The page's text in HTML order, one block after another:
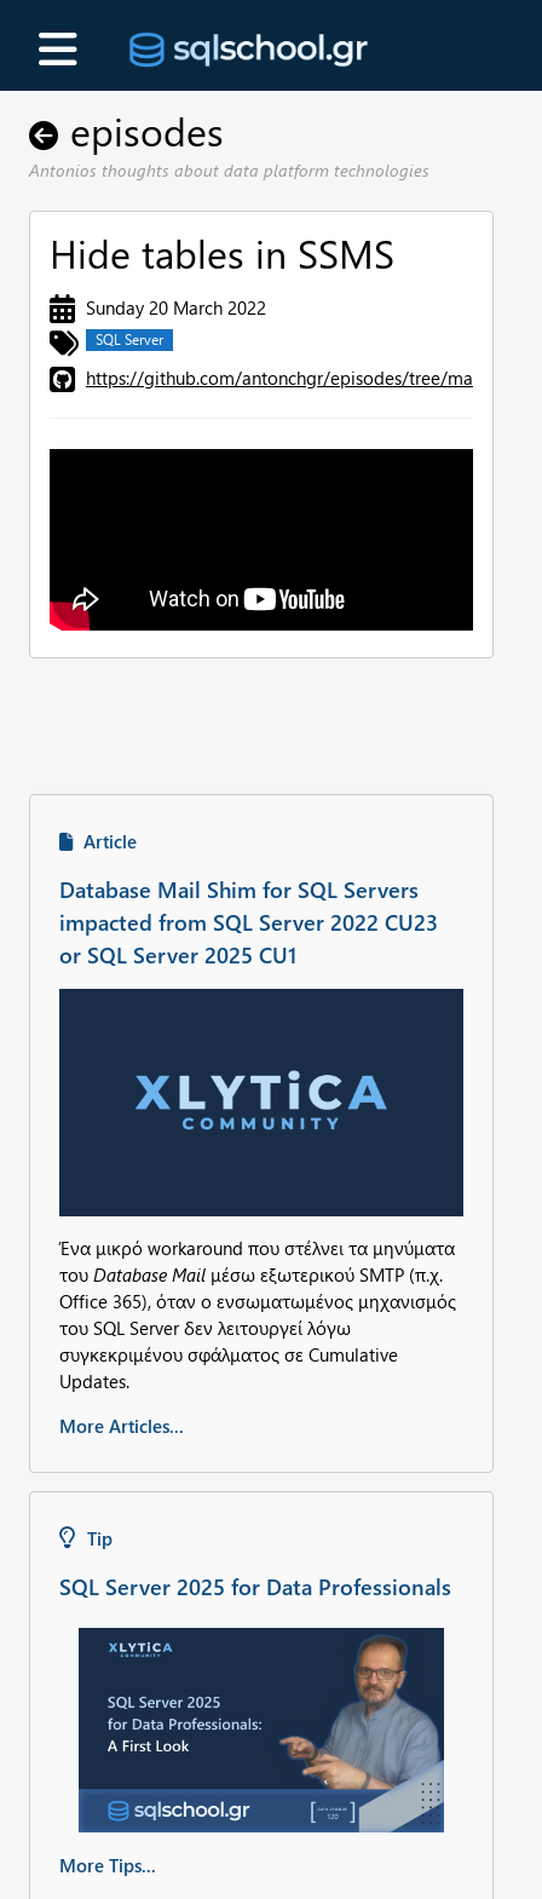
episodes
Antonios thoughts about data platform technologies
Hide tables in SSMS
Sunday 20 March 2022
SQL Server
https://github.com/antonchgr/episodes/tree/main/E58
Article
Database Mail Shim for SQL Servers
impacted from SQL Server 2022 CU23
or SQL Server 2025 CU1
Ένα μικρό workaround που στέλνει τα μηνύματα
του Database Mail μέσω εξωτερικού SMTP (π.χ.
Office 365), όταν ο ενσωματωμένος μηχανισμός
του SQL Server δεν λειτουργεί λόγω
συγκεκριμένου σφάλματος σε Cumulative
Updates.
More Articles...
Tip
SQL Server 2025 for Data Professionals
More Tips...